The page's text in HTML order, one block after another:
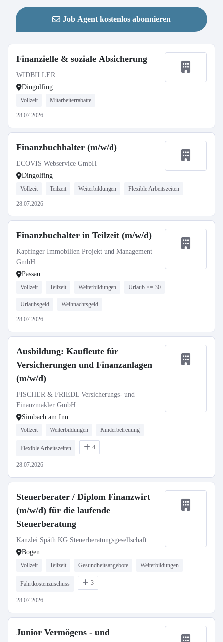
Job Agent kostenlos abonnieren
Finanzielle & soziale Absicherung
WIDBILLER
Dingolfing
Vollzeit Mitarbeiterrabatte
28.07.2026
Finanzbuchhalter (m/w/d)
ECOVIS Webservice GmbH
Dingolfing
Vollzeit Teilzeit Weiterbildungen Flexible Arbeitszeiten
28.07.2026
Finanzbuchalter in Teilzeit (m/w/d)
Kapfinger Immobilien Projekt und Management
GmbH
Passau
Vollzeit Teilzeit Weiterbildungen Urlaub >= 30
Urlaubsgeld Weihnachtsgeld
28.07.2026
Ausbildung: Kaufleute für
Versicherungen und Finanzanlagen
(m/w/d)
FISCHER & FRIEDL Versicherungs- und
Finanzmakler GmbH
Simbach am Inn
Vollzeit Weiterbildungen Kinderbetreuung
Flexible Arbeitszeiten 4
28.07.2026
Steuerberater / Diplom Finanzwirt
(m/w/d) für die laufende
Steuerberatung
Kanzlei Späth KG Steuerberatungsgesellschaft
Bogen
Vollzeit Teilzeit Gesundheitsangebote Weiterbildungen
Fahrtkostenzuschuss 3
28.07.2026
Junior Vermögens - und